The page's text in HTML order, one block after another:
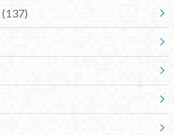
(137)